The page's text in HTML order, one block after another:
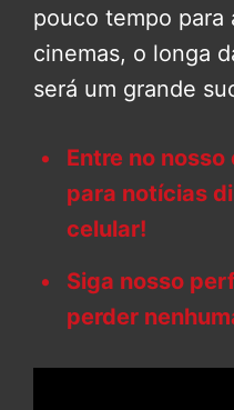
pouco tempo para
cinemas, o longa
será um grande
Entre no
para notícias
celular!
Siga nosso
perder